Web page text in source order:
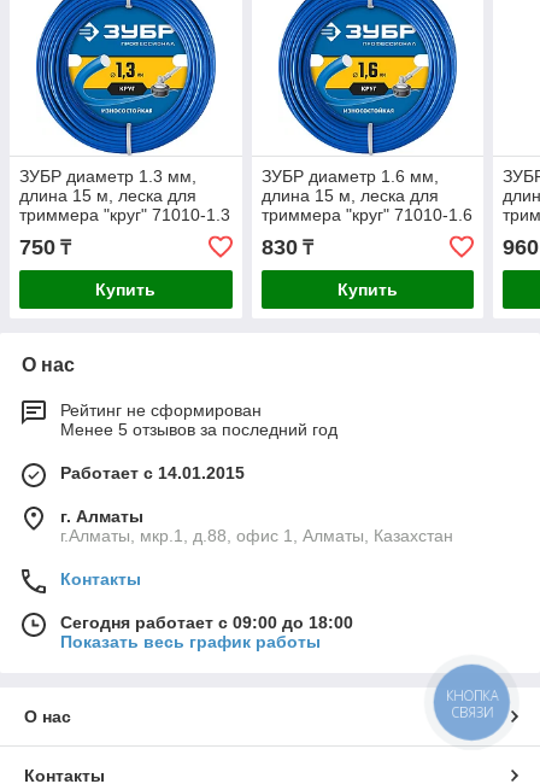
ЗУБР диаметр 1.3 мм,
длина 15 м, леска для
триммера "круг" 71010-1.3
750 ₸
Купить
ЗУБР диаметр 1.6 мм,
длина 15 м, леска для
триммера "круг" 71010-1.6
830₸
Купить
960
О нас
Рейтинг не сформирован
Менее 5 отзывов за последний год
Работает с 14.01.2015
г. Алматы
г.Алматы, мкр.1, д.88, офис 1, Алматы, Казахстан
Контакты
Сегодня работает с 09:00 до 18:00
Показать весь график работы
О нас
Контакты
КНОПКА
СВЯЗИ